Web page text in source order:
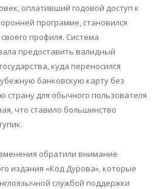
оплативший годовой доступ к
программе, становился
профиля. Система
предоставить валидный
куда переносился
банковскую карту без
страну для обычного пользователя
что ставило большинство
обратили внимание
издания «Код Дурова», которые
службой поддержки